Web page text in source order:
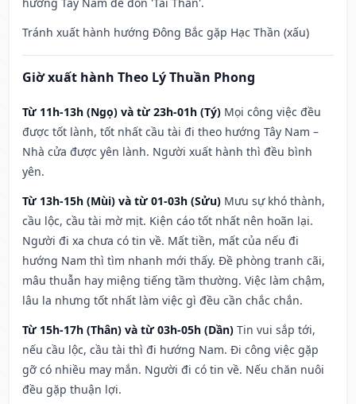
Tránh xuất hành hướng Đông Bắc gặp Hạc Thần (xấu)
Giờ xuất hành Theo Lý Thuần Phong
Từ 11h-13h (Ngọ) và từ 23h-01h (Tý) Mọi công việc đều
được tốt lành, tốt nhất cầu tài đi theo hướng Tây Nam –
Nhà cửa được yên lành. Người xuất hành thì đều bình
yên.
Từ 13h-15h (Mùi) và từ 01-03h (Sửu) Mưu sự khó thành,
cầu lộc, cầu tài mờ mịt. Kiện cáo tốt nhất nên hoãn lại.
Người đi xa chưa có tin về. Mất tiền, mất của nếu đi
hướng Nam thì tìm nhanh mới thấy. Đề phòng tranh cãi,
mâu thuẫn hay miệng tiếng tầm thường. Việc làm chậm,
lâu la nhưng tốt nhất làm việc gì đều cần chắc chắn.
Từ 15h-17h (Thân) và từ 03h-05h (Dần) Tin vui sắp tới,
nếu cầu lộc, cầu tài thì đi hướng Nam. Đi công việc gặp
gỡ có nhiều may mắn. Người đi có tin về. Nếu chăn nuôi
đều gặp thuận lợi.